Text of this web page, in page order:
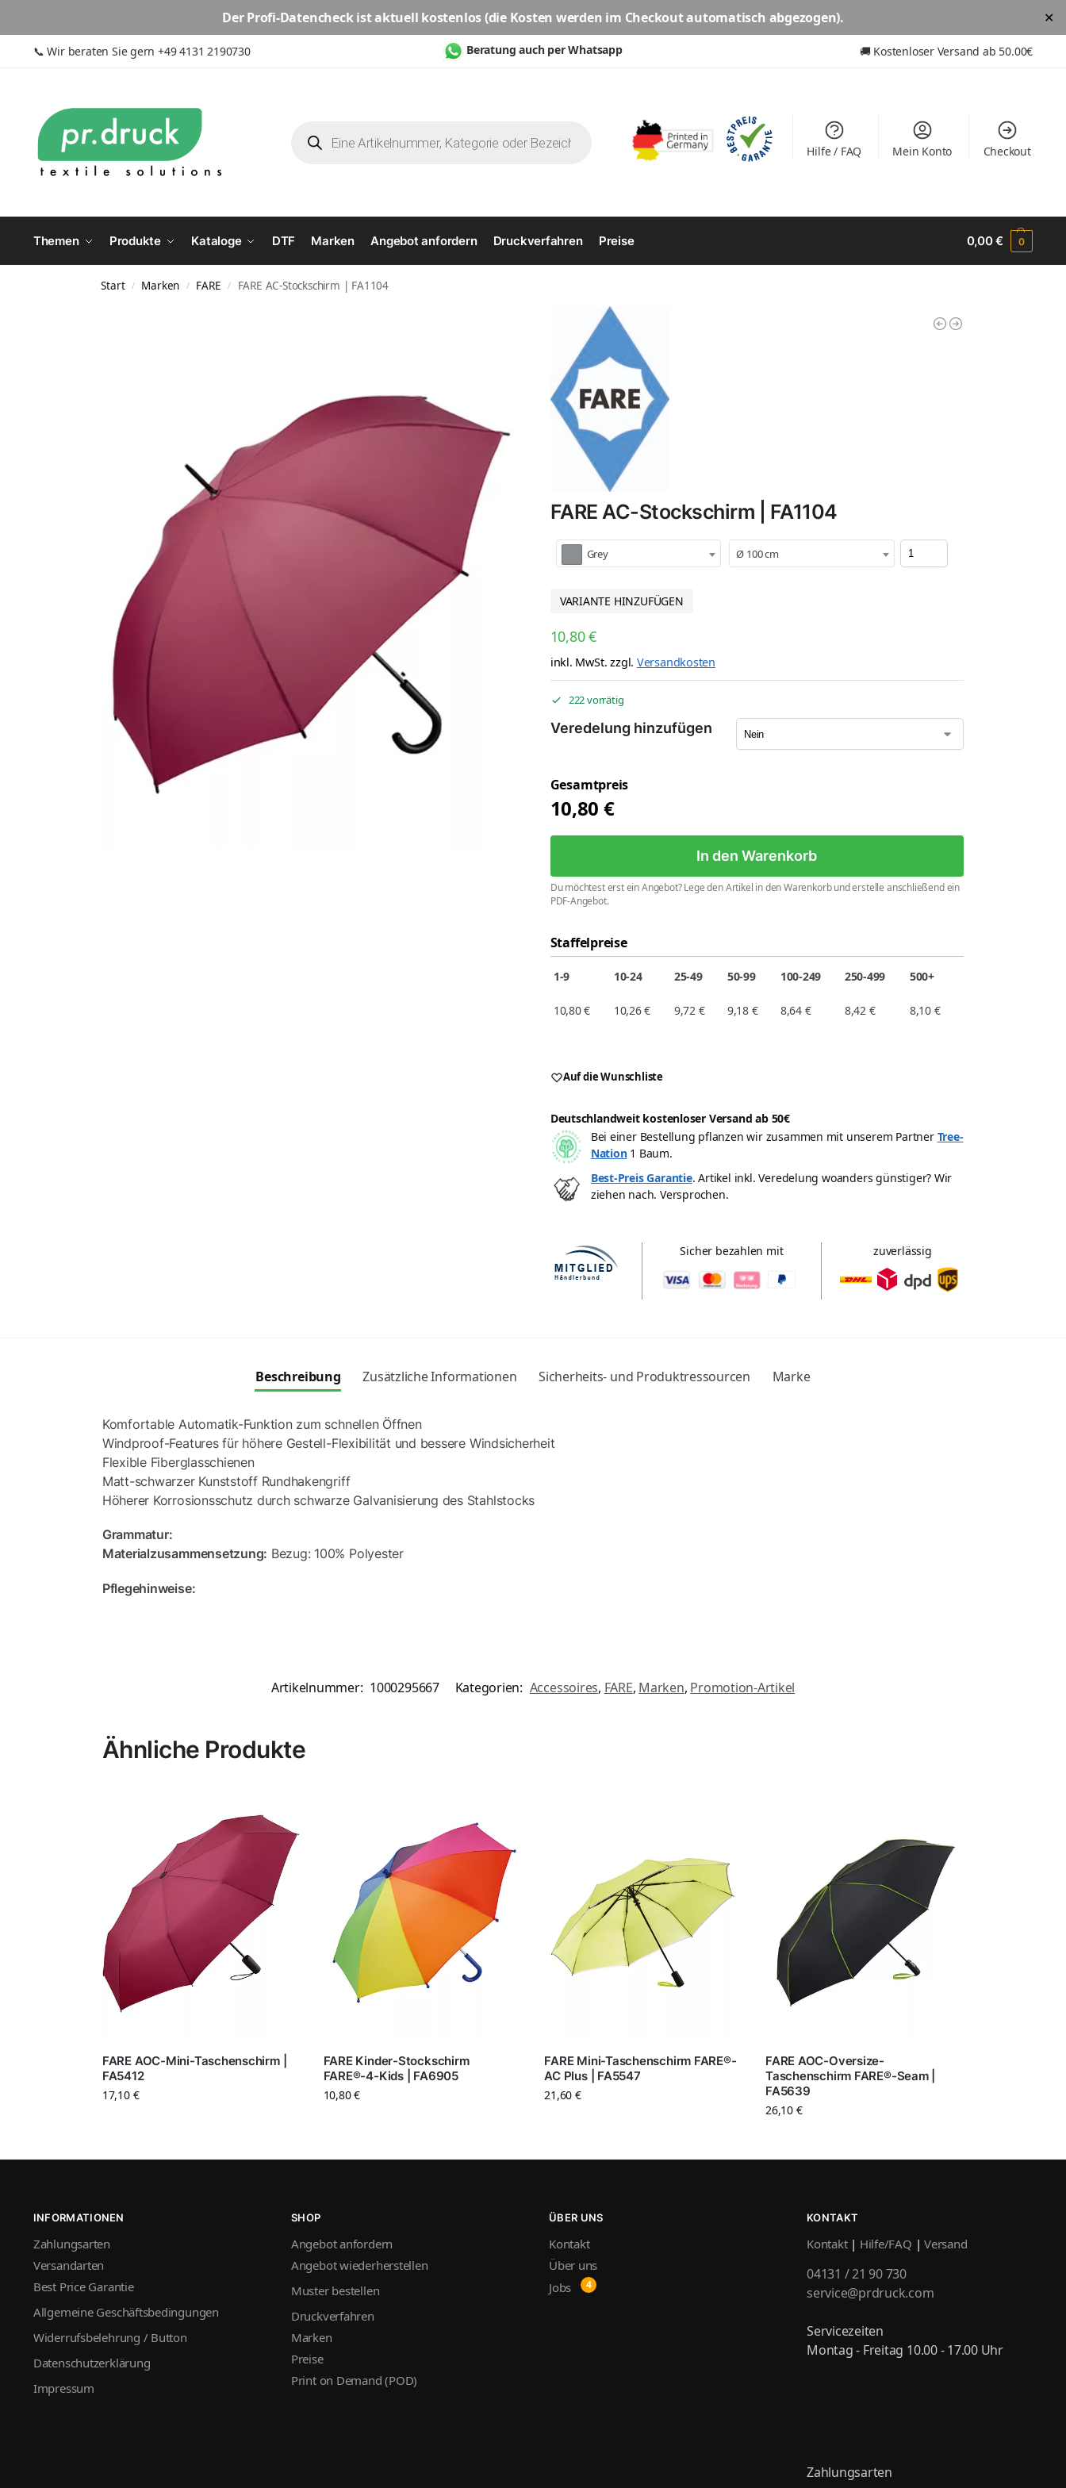
DerProfi-Datencheckist aktuell kostenlos(die Kosten werden im Checkout automatisch abgezogen). ✕
📞Wir beraten Sie gern +49 4131 2190730 Beratung auch per Whatsapp 🚚 Kostenloser Versand ab 50.00€
Hilfe / FAQ Mein Konto Checkout
Themen Produkte Kataloge DTF Marken Angebot anfordern Druckverfahren Preise 0,00€ 0
Start / Marken / FARE / FARE AC-Stockschirm | FA1104
FARE AC-Stockschirm | FA1104
Grey Ø 100 cm
VARIANTE HINZUFÜGEN
10,80€
inkl. MwSt. zzgl. Versandkosten
222 vorrätig
Veredelung hinzufügen
Gesamtpreis
10,80 €
In den Warenkorb
Du möchtest erst ein Angebot? Lege den Artikel in den Warenkorb und erstelle anschließend ein
PDF-Angebot.
Staffelpreise
1-9 10-24 25-49 50-99 100-249 250-499 500+
10,80€ 10,26€ 9,72 € 9,18 € 8,64 € 8,42 € 8,10 €
Auf die Wunschliste
Deutschlandweit kostenloser Versand ab 50€
Bei einer Bestellung pflanzen wir zusammen mit unserem Partner Tree-
Nation1 Baum.
Best-Preis Garantie. Artikel inkl. Veredelung woanders günstiger? Wir
ziehen nach. Versprochen.
Sicher bezahlen mit zuverlässig
Beschreibung Zusätzliche Informationen Sicherheits- und Produktressourcen Marke
Komfortable Automatik-Funktion zum schnellen Öffnen
Windproof-Features für höhere Gestell-Flexibilität und bessere Windsicherheit
Flexible Fiberglasschienen
Matt-schwarzer Kunststoff Rundhakengriff
Höherer Korrosionsschutz durch schwarze Galvanisierung des Stahlstocks
Grammatur:
Materialzusammensetzung: Bezug: 100% Polyester
Pflegehinweise:
Artikelnummer: 1000295667 Kategorien: Accessoires, FARE, Marken, Promotion-Artikel
Ähnliche Produkte
FARE AOC-Mini-Taschenschirm |
FA5412
17,10 €
FARE Kinder-Stockschirm
FARE®-4-Kids | FA6905
10,80€
FARE Mini-Taschenschirm FARE®-
AC Plus | FA5547
21,60€
FARE AOC-Oversize-
Taschenschirm FARE®-Seam |
FA5639
26,10 €
INFORMATIONEN
Zahlungsarten
Versandarten
Best Price Garantie
Allgemeine Geschäftsbedingungen
Widerrufsbelehrung / Button
Datenschutzerklärung
Impressum
SHOP
Angebot anfordern
Angebot wiederherstellen
Muster bestellen
Druckverfahren
Marken
Preise
Print on Demand (POD)
ÜBER UNS
Kontakt
Über uns
Jobs
KONTAKT
Kontakt| Hilfe/FAQ |Versand
04131 / 21 90 730
service@prdruck.com
Servicezeiten
Montag - Freitag 10.00 - 17.00 Uhr
Zahlungsarten